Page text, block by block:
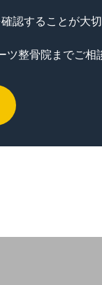
認することが大切
整骨院までご相